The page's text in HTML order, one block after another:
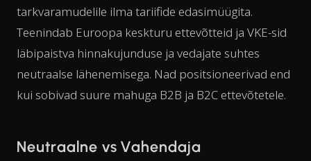
tarkvaramudelile ilma tariifide edasimüügita.
Teenindab Euroopa keskturu ettevõtteid ja VKE-sid
läbipaistva hinnakujunduse ja vedajate suhtes
neutraalse lähenemisega. Nad positsioneerivad end
kui sobivad suure mahuga B2B ja B2C ettevõtetele.
Neutraalne vs Vahendaja